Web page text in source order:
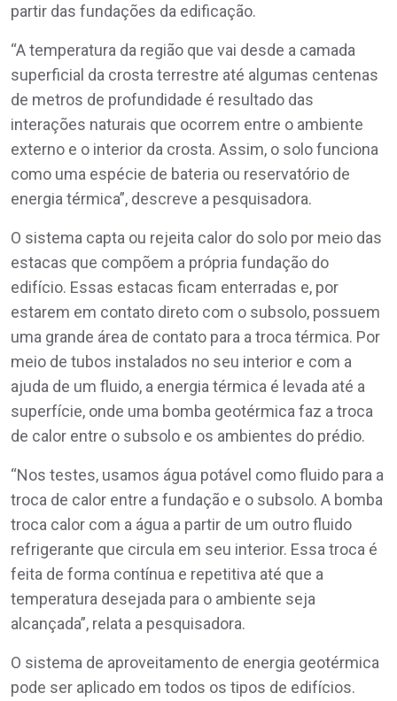
partir das fundações da edificação.
“A temperatura da região que vai desde a camada
superficial da crosta terrestre até algumas centenas
de metros de profundidade é resultado das
interações naturais que ocorrem entre o ambiente
externo e o interior da crosta. Assim, o solo funciona
como uma espécie de bateria ou reservatório de
energia térmica”, descreve a pesquisadora.
O sistema capta ou rejeita calor do solo por meio das
estacas que compõem a própria fundação do
edifício. Essas estacas ficam enterradas e, por
estarem em contato direto com o subsolo, possuem
uma grande área de contato para a troca térmica. Por
meio de tubos instalados no seu interior e com a
ajuda de um fluido, a energia térmica é levada até a
superfície, onde uma bomba geotérmica faz a troca
de calor entre o subsolo e os ambientes do prédio.
“Nos testes, usamos água potável como fluido para a
troca de calor entre a fundação e o subsolo. A bomba
troca calor com a água a partir de um outro fluido
refrigerante que circula em seu interior. Essa troca é
feita de forma contínua e repetitiva até que a
temperatura desejada para o ambiente seja
alcançada”, relata a pesquisadora.
O sistema de aproveitamento de energia geotérmica
pode ser aplicado em todos os tipos de edifícios.